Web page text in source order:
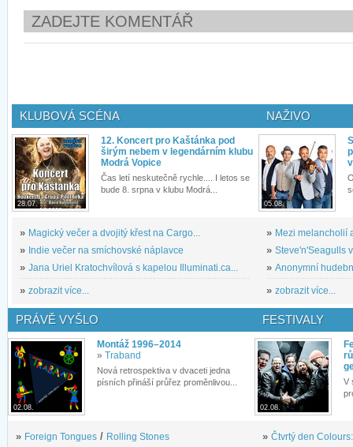
ZADEJTE KOMENTÁŘ
KLUBOVÁ SCÉNA
28.07.
12. Koncert pro Kaštánka pod
širým nebem v legendárním klubu
Modrá Vopice
Čas letí neskutečně rychle.... I letos se
bude 8. srpna v klubu Modrá...
» Magický večer a dvojitý křest na Cargo...
» Indie večer na smíchovské náplavce
» Jana Uriel Kratochvílová s kapelou Illuminati.ca...
» zobrazit více...
NAŽIVO
05.08.
» Mezi melancholií
» Steve'n'Seagulls
» Anonymní
» zobrazit více...
PRÁVĚ VYŠLO
02.08.
Montáž 1996–2014
» Traband
Nová retrospektiva v dvaceti jedna
písních přináší průřez proměnlivou...
» Foreign Tongues / Rolling Stones
FESTIVALY
02.08.
V
» Čtvrtý den